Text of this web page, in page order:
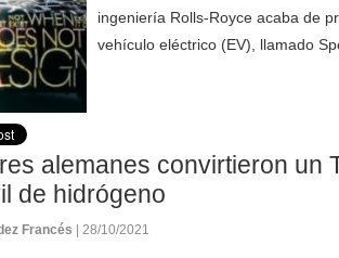
ingeniería Rolls-Royce acaba de
vehículo eléctrico (EV), llamado
alemanes convirtieron un
de hidrógeno
Francés
| 28/10/2021